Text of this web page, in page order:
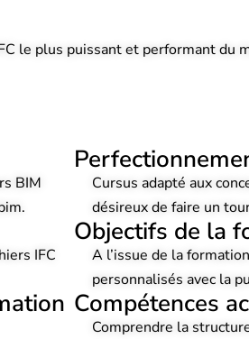
le plus puissant et performant du
BIM
IFC
Cursus adapté aux
désireux de faire un
Objectifs de la
A l’issue de la
personnalisés avec la
Compétences
Comprendre la